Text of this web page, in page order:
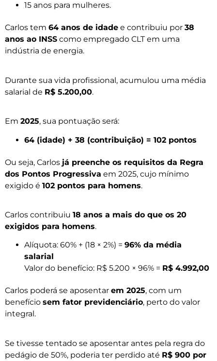
15 anos para mulheres.
Carlos tem 64 anos de idade e contribuiu por 38
anos ao INSS como empregado CLT em uma
indústria de energia.
Durante sua vida profissional, acumulou uma média
salarial de R$ 5.200,00.
Em 2025, sua pontuação será:
64 (idade) + 38 (contribuição) = 102 pontos
Ou seja, Carlos já preenche os requisitos da Regra
dos Pontos Progressiva em 2025, cujo mínimo
exigido é 102 pontos para homens.
Carlos contribuiu 18 anos a mais do que os 20
exigidos para homens.
Alíquota: 60% + (18 × 2%) = 96% da média
salarial
Valor do benefício: R$ 5.200 × 96% = R$ 4.992,00
Carlos poderá se aposentar em 2025, com um
benefício sem fator previdenciário, perto do valor
integral.
Se tivesse tentado se aposentar antes pela regra do
pedágio de 50%, poderia ter perdido até R$ 900 por